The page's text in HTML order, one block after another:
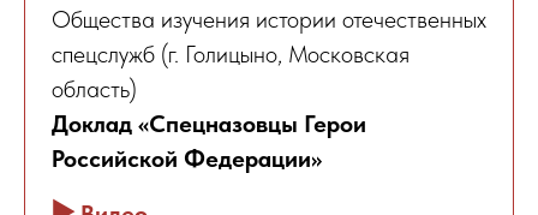
Общества изучения истории отечественных
спецслужб (г. Голицыно, Московская
область)
Доклад «Спецназовцы Герои
Российской Федерации»